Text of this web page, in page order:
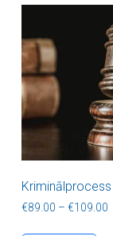
Kriminālprocess
€89.00 – €109.00